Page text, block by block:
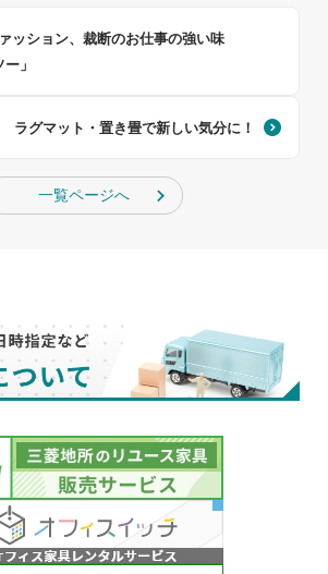
ッション、裁断のお仕事の強い味
」
ラグマット・置き畳で新しい気分に！
一覧ページへ